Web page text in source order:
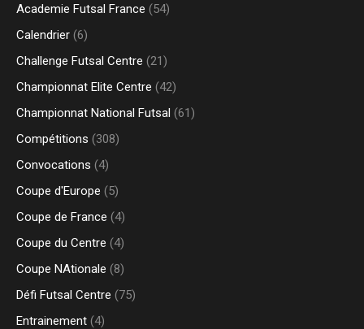
Academie Futsal France (54)
Calendrier (6)
Challenge Futsal Centre (21)
Championnat Elite Centre (42)
Championnat National Futsal (61)
Compétitions (308)
Convocations (4)
Coupe d'Europe (5)
Coupe de France (4)
Coupe du Centre (4)
Coupe NAtionale (8)
Défi Futsal Centre (75)
Entrainement (4)